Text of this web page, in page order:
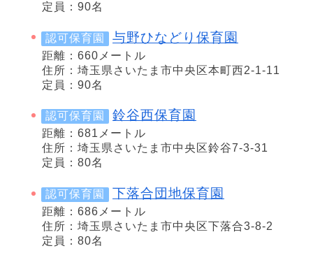
定員：90名
認可保育園 与野ひなどり保育園
距離：660メートル
住所：埼玉県さいたま市中央区本町西2-1-11
定員：90名
認可保育園 鈴谷西保育園
距離：681メートル
住所：埼玉県さいたま市中央区鈴谷7-3-31
定員：80名
認可保育園 下落合団地保育園
距離：686メートル
住所：埼玉県さいたま市中央区下落合3-8-2
定員：80名